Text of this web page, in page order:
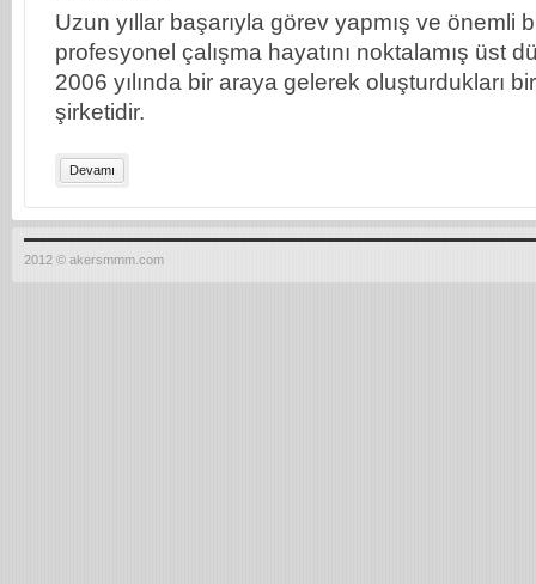
Uzun yıllar başarıyla görev yapmış ve önemli
profesyonel çalışma hayatını noktalamış üst
2006 yılında bir araya gelerek oluşturdukları
şirketidir.
Devamı
2012 © akersmmm.com